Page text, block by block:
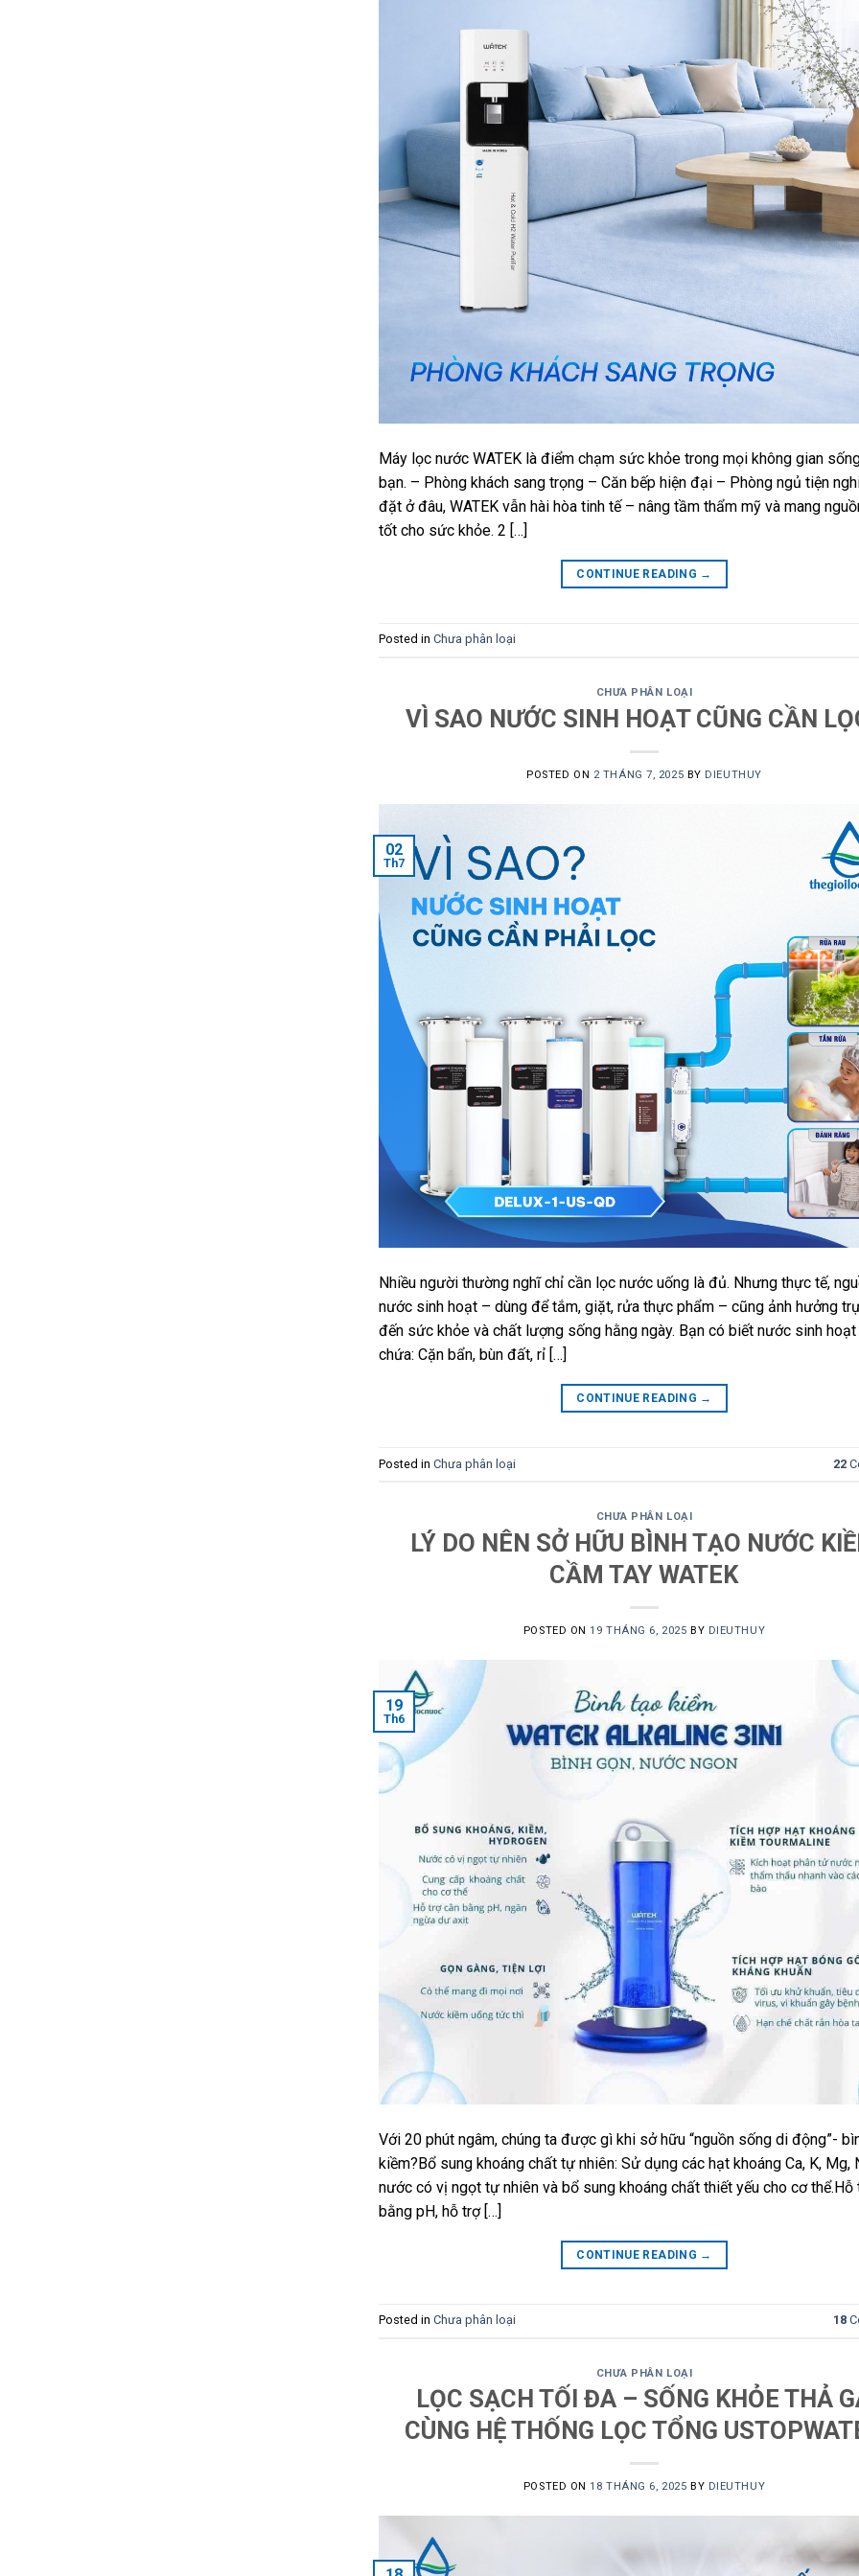
Máy lọc nước WATEK là điểm chạm sức khỏe trong mọi không gian
bạn. – Phòng khách sang trọng – Căn bếp hiện đại – Phòng ngủ tiện
đặt ở đâu, WATEK vẫn hài hòa tinh tế – nâng tầm thẩm mỹ và mang
tốt cho sức khỏe. 2 […]
CONTINUE READING →
Posted inChưa phân loại
CHƯA PHÂN LOẠI
VÌ SAO NƯỚC SINH HOẠT CŨNG CẦN
POSTED ON 2 THÁNG 7, 2025 BY DIEUTHUY
02
Th7
Nhiều người thường nghĩ chỉ cần lọc nước uống là đủ. Nhưng thực tế,
nước sinh hoạt – dùng để tắm, giặt, rửa thực phẩm – cũng ảnh hưởng
đến sức khỏe và chất lượng sống hằng ngày. Bạn có biết nước sinh
chứa: Cặn bẩn, bùn đất, rỉ […]
CONTINUE READING →
Posted inChưa phân loại 22
CHƯA PHÂN LOẠI
LÝ DO NÊN SỞ HỮU BÌNH TẠO NƯỚC
CẦM TAY WATEK
POSTED ON19 THÁNG 6, 2025 BY DIEUTHUY
19
Th6
Với 20 phút ngâm, chúng ta được gì khi sở hữu “nguồn sống di động”-
kiềm?Bổ sung khoáng chất tự nhiên: Sử dụng các hạt khoáng Ca, K, Mg,
nước có vị ngọt tự nhiên và bổ sung khoáng chất thiết yếu cho cơ thể.Hỗ
bằng pH, hỗ trợ […]
CONTINUE READING →
Posted inChưa phân loại 18
CHƯA PHÂN LOẠI
LỌC SẠCH TỐI ĐA – SỐNG KHỎE THẢ
CÙNG HỆ THỐNG LỌC TỔNG
POSTED ON18 THÁNG 6, 2025 BY DIEUTHUY